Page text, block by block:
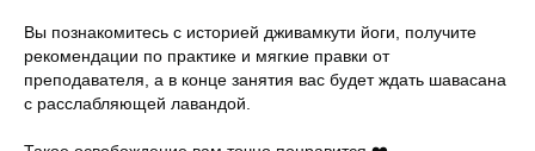
Вы познакомитесь с историей дживамкути йоги, получите
рекомендации по практике и мягкие правки от
преподавателя, а в конце занятия вас будет ждать шавасана
с расслабляющей лавандой.